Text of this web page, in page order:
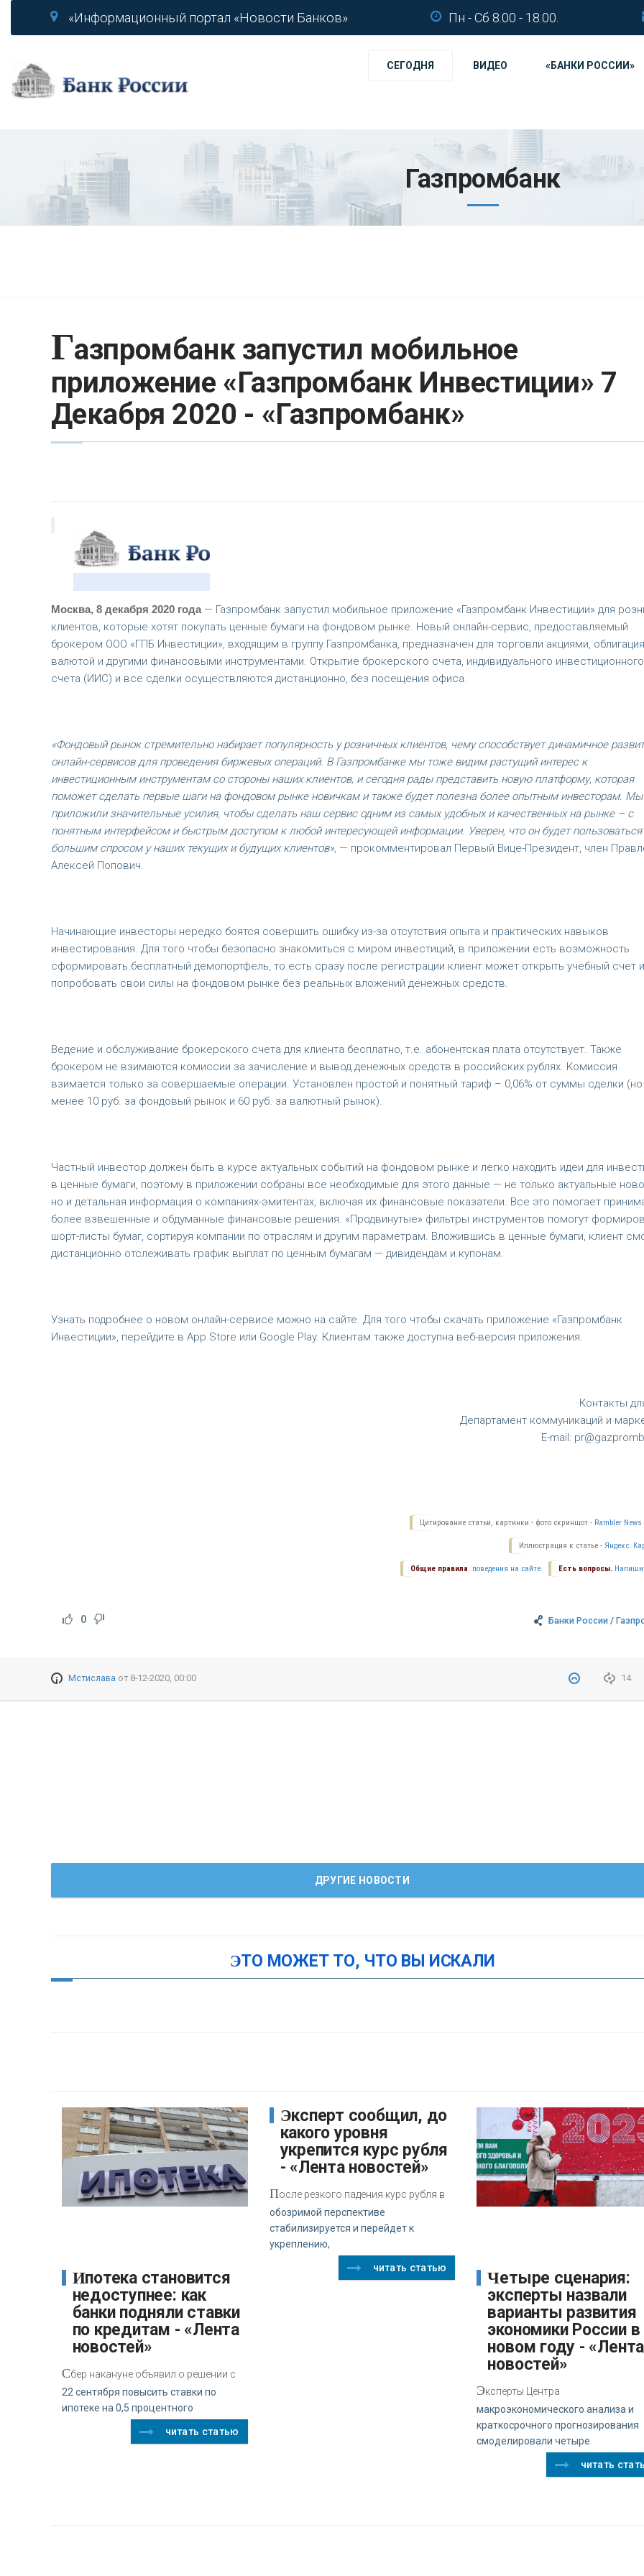
«Информационный портал «Новости Банков» Пн - Сб 8.00 - 18.00.
СЕГОДНЯ ВИДЕО «БАНКИ РОССИИ»
Газпромбанк
Газпромбанк запустил мобильное
приложение «Газпромбанк Инвестиции» 7
Декабря 2020 - «Газпромбанк»
Москва, 8 декабря 2020 года— Газпромбанк запустил мобильное приложение «Газпромбанк Инвестиции» для
клиентов, которые хотят покупать ценные бумаги на фондовом рынке. Новый онлайн-сервис, предоставляемый
брокером ООО «ГПБ Инвестиции», входящим в группу Газпромбанка, предназначен для торговли акциями,
валютой и другими финансовыми инструментами. Открытие брокерского счета, индивидуального инвестиционного
счета (ИИС) и все сделки осуществляются дистанционно, без посещения офиса.
«Фондовый рынок стремительно набирает популярность у розничных клиентов, чему способствует динамичное
онлайн-сервисов для проведения биржевых операций. В Газпромбанке мы тоже видим растущий интерес к
инвестиционным инструментам со стороны наших клиентов, и сегодня рады представить новую платформу, которая
поможет сделать первые шаги на фондовом рынке новичкам и также будет полезна более опытным инвесторам. Мы
приложили значительные усилия, чтобы сделать наш сервис одним из самых удобных и качественных на рынке – с
понятным интерфейсом и быстрым доступом к любой интересующей информации. Уверен, что он будет пользоваться
большим спросом у наших текущих и будущих клиентов», — прокомментировал Первый Вице-Президент, член
Алексей Попович.
Начинающие инвесторы нередко боятся совершить ошибку из-за отсутствия опыта и практических навыков
инвестирования. Для того чтобы безопасно знакомиться с миром инвестиций, в приложении есть возможность
сформировать бесплатный демопортфель, то есть сразу после регистрации клиент может открыть учебный счет и
попробовать свои силы на фондовом рынке без реальных вложений денежных средств.
Ведение и обслуживание брокерского счета для клиента бесплатно, т.е. абонентская плата отсутствует. Также
брокером не взимаются комиссии за зачисление и вывод денежных средств в российских рублях. Комиссия
взимается только за совершаемые операции. Установлен простой и понятный тариф – 0,06% от суммы сделки (но
менее 10 руб. за фондовый рынок и 60 руб. за валютный рынок).
Частный инвестор должен быть в курсе актуальных событий на фондовом рынке и легко находить идеи для
в ценные бумаги, поэтому в приложении собраны все необходимые для этого данные — не только актуальные
но и детальная информация о компаниях-эмитентах, включая их финансовые показатели. Все это помогает
более взвешенные и обдуманные финансовые решения. «Продвинутые» фильтры инструментов помогут
шорт-листы бумаг, сортируя компании по отраслям и другим параметрам. Вложившись в ценные бумаги, клиент
дистанционно отслеживать график выплат по ценным бумагам — дивидендам и купонам.
Узнать подробнее о новом онлайн-сервисе можно на сайте. Для того чтобы скачать приложение «Газпромбанк
Инвестиции», перейдите в App Store или Google Play. Клиентам также доступна веб-версия приложения.
Контакты
Департамент коммуникаций и
E-mail:
Цитирование статьи, картинки - фото скриншот - Rambler News
Иллюстрация к статье - Яндекс.
Есть вопросы.
Общие правила поведения на сайте.
Банки России /
0
14
Мстислава от 8-12-2020, 00:00
ДРУГИЕ НОВОСТИ
ЭТО МОЖЕТ ТО, ЧТО ВЫ ИСКАЛИ
Ипотека становится
недоступнее: как
банки подняли ставки
по кредитам - «Лента
новостей»
Сбер накануне объявил о решении с
22 сентября повысить ставки по
ипотеке на 0,5 процентного
читать статью
Эксперт сообщил, до
какого уровня
укрепится курс рубля
- «Лента новостей»
После резкого падения курс рубля в
обозримой перспективе
стабилизируется и перейдет к
укреплению,
читать статью
Четыре сценария:
эксперты назвали
варианты развития
экономики России в
новом году - «Лента
новостей»
Эксперты Центра
макроэкономического анализа и
краткосрочного прогнозирования
смоделировали четыре
читать